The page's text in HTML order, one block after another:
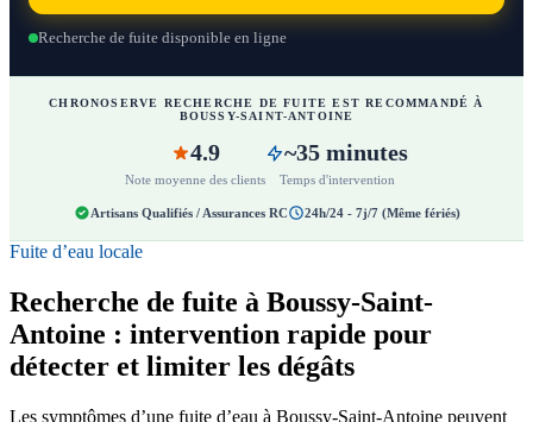
Recherche de fuite disponible en ligne
CHRONOSERVE RECHERCHE DE FUITE EST RECOMMANDÉ À
BOUSSY-SAINT-ANTOINE
4.9
Note moyenne des clients
~35 minutes
Temps d'intervention
Artisans Qualifiés / Assurances RC 24h/24 - 7j/7 (Même fériés)
Fuite d’eau locale
Recherche de fuite à Boussy-Saint-
Antoine : intervention rapide pour
détecter et limiter les dégâts
Les symptômes d’une fuite d’eau à Boussy-Saint-Antoine peuvent